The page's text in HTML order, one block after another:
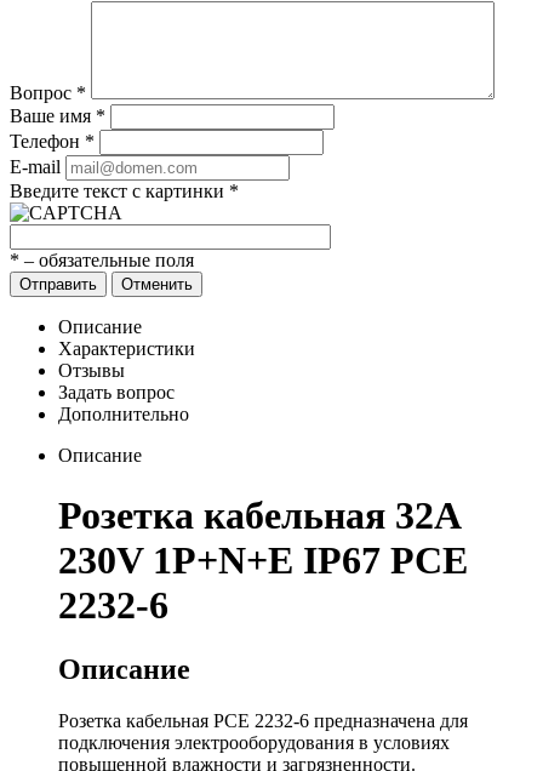
Вопрос *
Ваше имя *
Телефон *
E-mail
Введите текст с картинки *
* – обязательные поля
Отправить Отменить
Описание
Характеристики
Отзывы
Задать вопрос
Дополнительно
Описание
Розетка кабельная 32А
230V 1P+N+E IP67 PCE
2232-6
Описание
Розетка кабельная PCE 2232-6 предназначена для
подключения электрооборудования в условиях
повышенной влажности и загрязненности.